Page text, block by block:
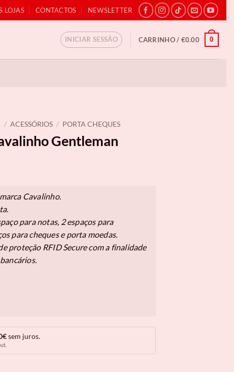
LOJAS CONTACTOS NEWSLETTER
INICIAR SESSÃO CARRINHO / €0.00 0
/ ACESSÓRIOS / PORTA CHEQUES
Gentleman
Cavalinho.
para notas, 2 espaços para
para cheques e porta moedas.
proteção RFID Secure com a finalidade
sem juros.